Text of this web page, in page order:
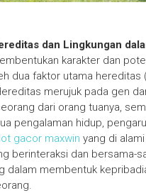
dan Lingkungan
karakter dan
dua faktor utama hereditas
merujuk pada gen
dari orang tuanya,
pengalaman hidup,
gacor maxwin yang di
berinteraksi dan bersama-
dalam membentuk